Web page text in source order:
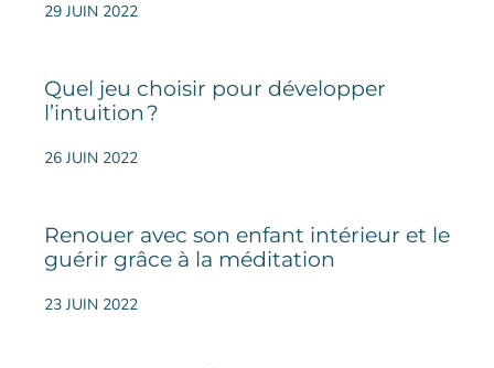
29 JUIN 2022
Quel jeu choisir pour développer
l’intuition ?
26 JUIN 2022
Renouer avec son enfant intérieur et le
guérir grâce à la méditation
23 JUIN 2022